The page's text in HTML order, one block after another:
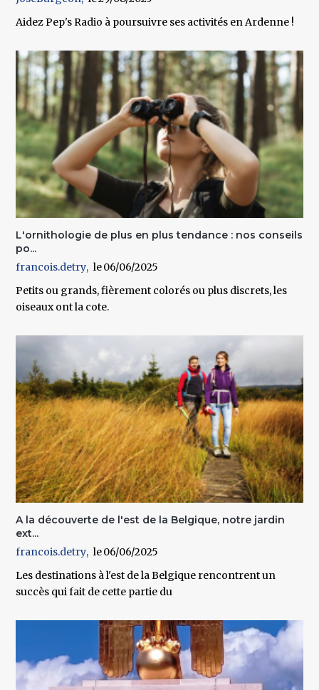
Aidez Pep's Radio à poursuivre ses activités en Ardenne !
L'ornithologie de plus en plus tendance : nos conseils
po...
francois.detry
06/06/2025
Petits ou grands, fièrement colorés ou plus discrets, les
oiseaux ont la cote.
A la découverte de l'est de la Belgique, notre jardin
ext...
francois.detry
06/06/2025
Les destinations à l'est de la Belgique rencontrent un
succès qui fait de cette partie du